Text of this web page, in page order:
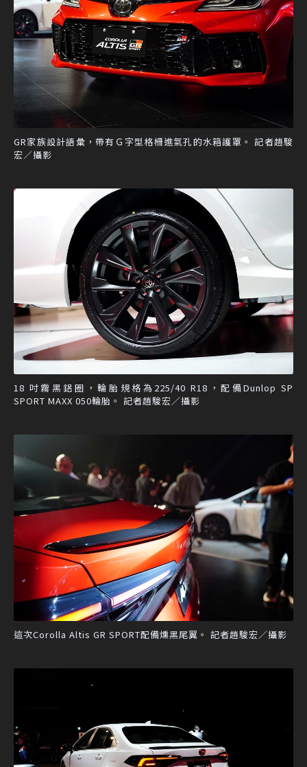
GR家族設計語彙，帶有Ｇ字型格柵進氣孔的水箱護罩。 記者趙駿
宏／攝影
18 吋霧黑鋁圈，輪胎規格為225/40 R18，配備Dunlop SP
SPORT MAXX 050輪胎。 記者趙駿宏／攝影
這次Corolla Altis GR SPORT配備燻黑尾翼。 記者趙駿宏／攝影